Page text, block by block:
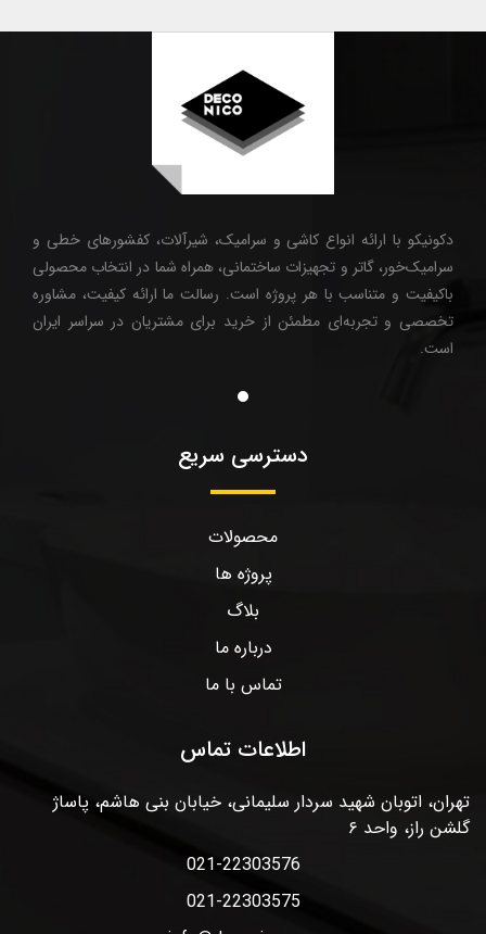
دکونیکو با ارائه انواع کاشی و سرامیک، شیرآلات، کفشورهای خطی و
سرامیک‌خور، گاتر و تجهیزات ساختمانی، همراه شما در انتخاب محصولی
باکیفیت و متناسب با هر پروژه است. رسالت ما ارائه کیفیت، مشاوره
تخصصی و تجربه‌ای مطمئن از خرید برای مشتریان در سراسر ایران
است.
دسترسی سریع
محصولات
پروژه ها
بلاگ
درباره ما
تماس با ما
اطلاعات تماس
تهران، اتوبان شهید سردار سلیمانی، خیابان بنی هاشم، پاساژ
گلشن راز، واحد ۶
021-22303576
021-22303575